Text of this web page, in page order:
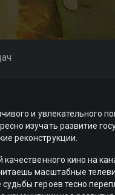
и увлекательного
изучать развитие
реконструкции.
кино на
масштабные
героев тесно